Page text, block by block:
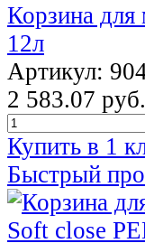
Корзина
12л
Артикул:
2 583.07 руб.
Купить в 1
Быстрый